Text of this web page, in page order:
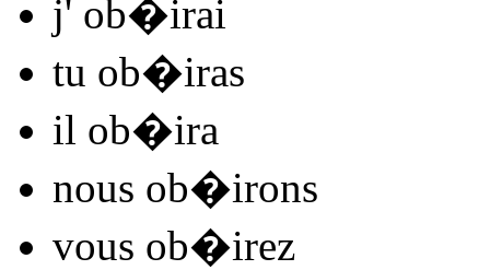
j' ob�irai
tu ob�iras
il ob�ira
nous ob�irons
vous ob�irez